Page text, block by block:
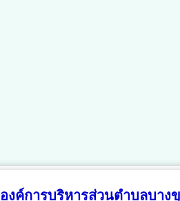
องค์การบริหารส่วนตำบลบาง